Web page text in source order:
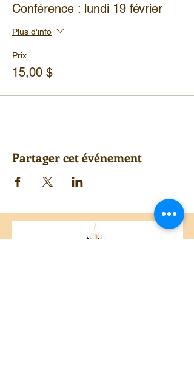
Conférence : lundi 19 février
Plus d'info
Prix
15,00 $
Partager cet événement